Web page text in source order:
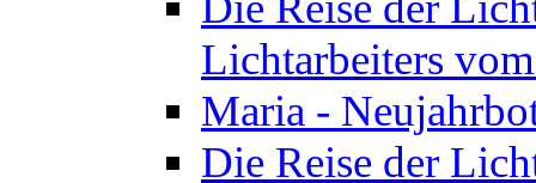
Lichtarbeiters
Maria -
Die Reise der